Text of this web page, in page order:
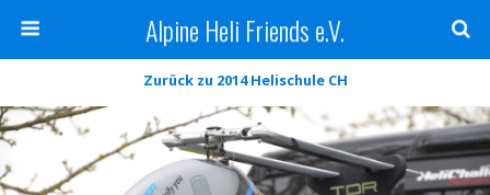
Alpine Heli Friends e.V.
Zurück zu 2014 Helischule CH